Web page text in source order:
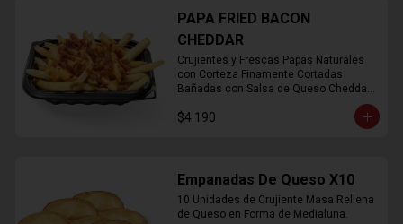
PAPA FRIED BACON
CHEDDAR
Crujientes y Frescas Papas Naturales
con Corteza Finamente Cortadas
Bañadas con Salsa de Queso Cheddar
$4.190
Empanadas De Queso X10
10 Unidades de Crujiente Masa Rellena
de Queso en Forma de Medialuna.